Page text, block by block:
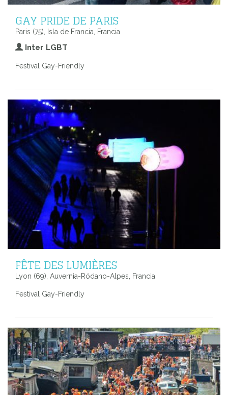
GAY PRIDE DE PARIS
Paris (75), Isla de Francia, Francia
Inter LGBT
Festival Gay-Friendly
FÊTE DES LUMIÈRES
Lyon (69), Auvernia-Ródano-Alpes, Francia
Festival Gay-Friendly